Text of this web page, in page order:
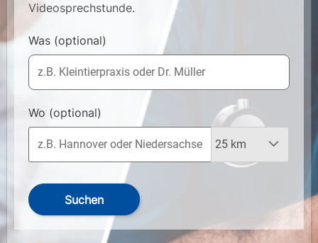
Videosprechstunde.
Was (optional)
Wo (optional)
Suchen